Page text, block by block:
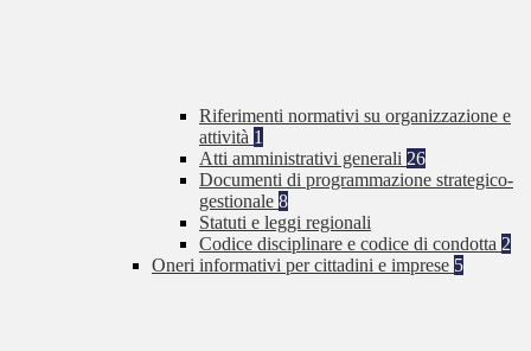
Riferimenti normativi su organizzazione e
attività 1
Atti amministrativi generali 26
Documenti di programmazione strategico-
gestionale 8
Statuti e leggi regionali
Codice disciplinare e codice di condotta 2
Oneri informativi per cittadini e imprese 5